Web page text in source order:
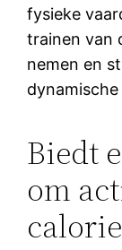
fysieke
trainen van
nemen en
Biedt
om